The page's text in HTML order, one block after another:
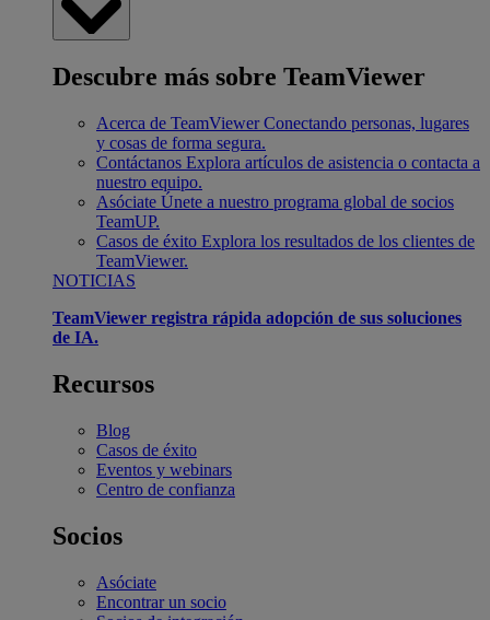
Descubre más sobre TeamViewer
Acerca de TeamViewer Conectando personas, lugares
y cosas de forma segura.
Contáctanos Explora artículos de asistencia o contacta a
nuestro equipo.
Asóciate Únete a nuestro programa global de socios
TeamUP.
Casos de éxito Explora los resultados de los clientes de
TeamViewer.
NOTICIAS
TeamViewer registra rápida adopción de sus soluciones
de IA.
Recursos
Blog
Casos de éxito
Eventos y webinars
Centro de confianza
Socios
Asóciate
Encontrar un socio